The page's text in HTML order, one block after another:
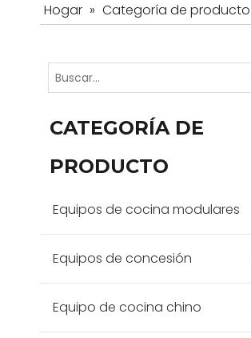
Hogar » Categoría de producto
CATEGORÍA DE
PRODUCTO
Equipos de cocina modulares
Equipos de concesión
Equipo de cocina chino